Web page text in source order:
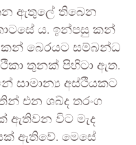
ඇතුලේ තිබෙන
ය. ඉන්පසු කන්
බෙරයට සම්බන්ධ
තුනක් පිහිටා ඇත.
සාමාන්‍ය අස්ථියකට
එන ශබ්ද තරංග
ඇතිවන විට මැද
ඇතිවේ. මෙසේ